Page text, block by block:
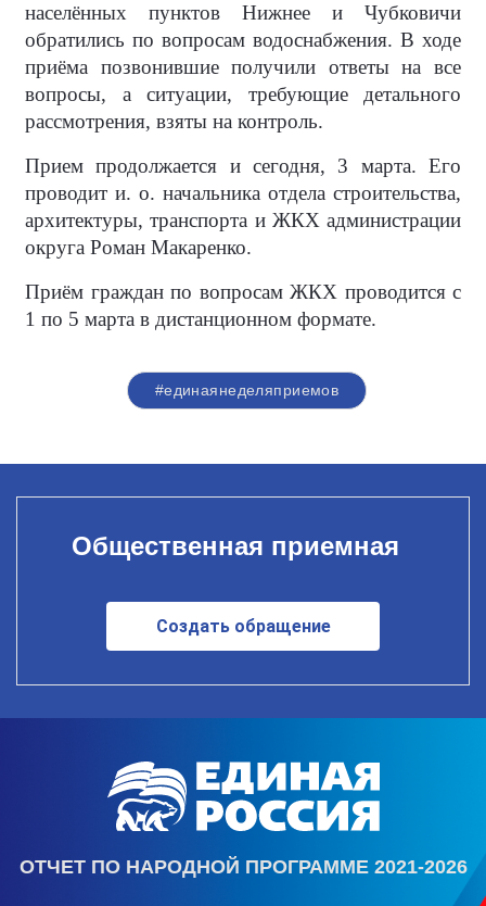
населённых пунктов Нижнее и Чубковичи
обратились по вопросам водоснабжения. В ходе
приёма позвонившие получили ответы на все
вопросы, а ситуации, требующие детального
рассмотрения, взяты на контроль.
Прием продолжается и сегодня, 3 марта. Его
проводит и. о. начальника отдела строительства,
архитектуры, транспорта и ЖКХ администрации
округа Роман Макаренко.
Приём граждан по вопросам ЖКХ проводится с
1 по 5 марта в дистанционном формате.
#единаянеделяприемов
Общественная приемная
Создать обращение
ОТЧЕТ ПО НАРОДНОЙ ПРОГРАММЕ 2021-2026